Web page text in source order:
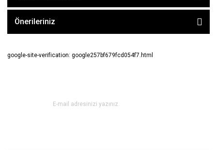
Önerileriniz
google-site-verification: google257bf679fcd054f7.html